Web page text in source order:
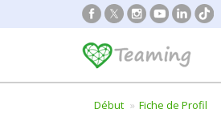
Début Fiche de Profil